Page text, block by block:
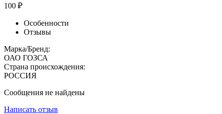
100 ₽
Особенности
Отзывы
Марка/Бренд:
ОАО ГОЗСА
Страна происхождения:
РОССИЯ
Сообщения не найдены
Написать отзыв